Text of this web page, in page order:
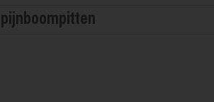
pijnboompitten